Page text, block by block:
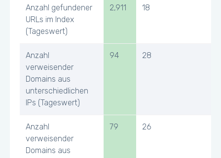
Anzahl gefundener
URLs im Index
(Tageswert)
2,911 18
Anzahl
verweisender
Domains aus
unterschiedlichen
IPs (Tageswert)
94 28
Anzahl
verweisender
Domains aus
79 26